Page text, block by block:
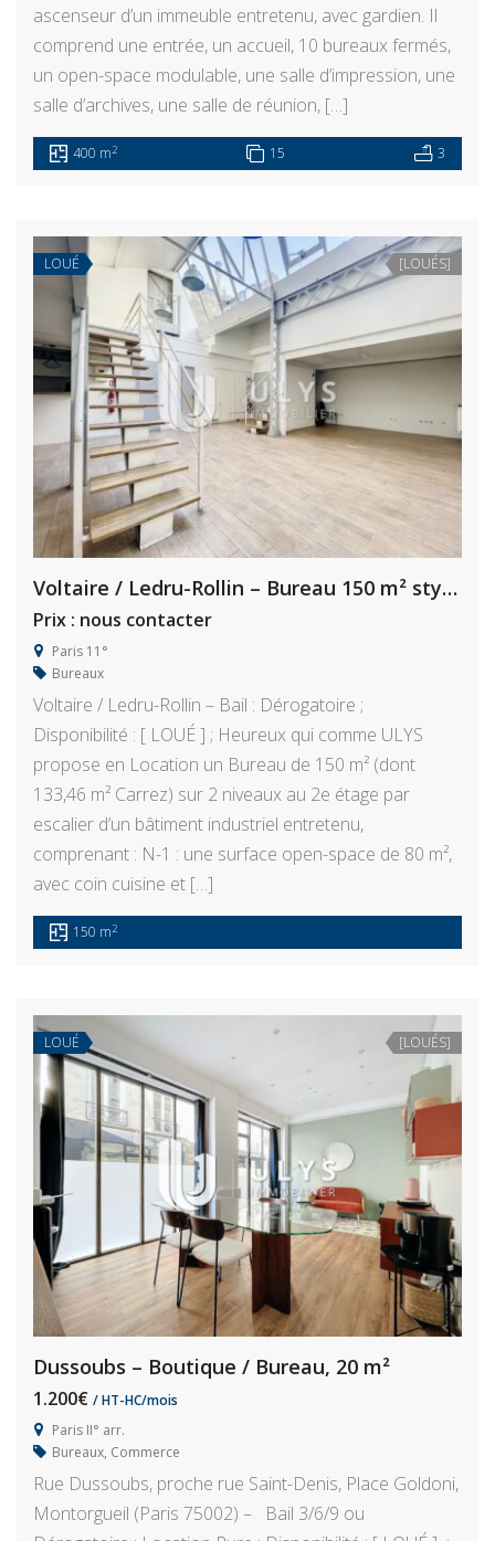
ascenseur d’un immeuble entretenu, avec gardien. Il
comprend une entrée, un accueil, 10 bureaux fermés,
un open-space modulable, une salle d’impression, une
salle d’archives, une salle de réunion, […]
400 m2 15 3
LOUÉ [LOUÉS]
Voltaire / Ledru-Rollin – Bureau 150 m² style Industriel
Prix : nous contacter
Paris 11°
Bureaux
Voltaire / Ledru-Rollin – Bail : Dérogatoire ;
Disponibilité : [ LOUÉ ] ; Heureux qui comme ULYS
propose en Location un Bureau de 150 m² (dont
133,46 m² Carrez) sur 2 niveaux au 2e étage par
escalier d’un bâtiment industriel entretenu,
comprenant : N-1 : une surface open-space de 80 m²,
avec coin cuisine et […]
150 m2
LOUÉ [LOUÉS]
Dussoubs – Boutique / Bureau, 20 m²
1.200€ / HT-HC/mois
Paris II° arr.
Bureaux, Commerce
Rue Dussoubs, proche rue Saint-Denis, Place Goldoni,
Montorgueil (Paris 75002) – Bail 3/6/9 ou